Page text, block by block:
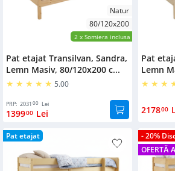
Natur
80/120x200
2 x Somiera inclusa
Pat etajat Transilvan, Sandra,
Lemn Masiv, 80/120x200 c...
5.00
PRP: 203100 Lei
139900 Lei
Pat
Lemn
217800
Pat etajat
- 20%
OFERTĂ